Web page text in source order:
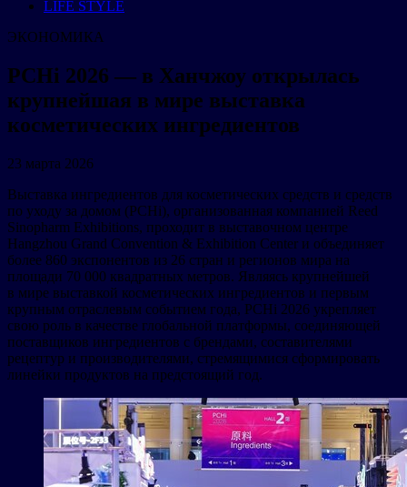
LIFE STYLE
ЭКОНОМИКА
PCHi 2026 — в Ханчжоу открылась
крупнейшая в мире выставка
косметических ингредиентов
23 марта 2026
Выставка ингредиентов для косметических средств и средств
по уходу за домом (PCHi), организованная компанией Reed
Sinopharm Exhibitions, проходит в выставочном центре
Hangzhou Grand Convention & Exhibition Center и объединяет
более 860 экспонентов из 26 стран и регионов мира на
площади 70 000 квадратных метров. Являясь крупнейшей
в мире выставкой косметических ингредиентов и первым
крупным отраслевым событием года, PCHi 2026 укрепляет
свою роль в качестве глобальной платформы, соединяющей
поставщиков ингредиентов с брендами, составителями
рецептур и производителями, стремящимися сформировать
линейки продуктов на предстоящий год.